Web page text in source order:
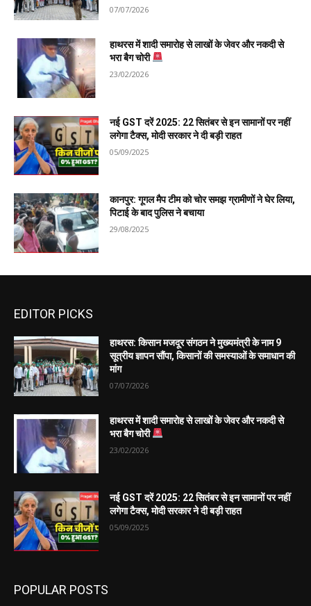
07/07/2026
हाथरस में शादी समारोह से लाखों के जेवर और नकदी से
भरा बैग चोरी
23/02/2026
नई GST दरें 2025: 22 सितंबर से इन सामानों पर नहीं
लगेगा टैक्स, मोदी सरकार ने दी बड़ी राहत
05/09/2025
कानपुर: गूगल मैप टीम को चोर समझ ग्रामीणों ने घेर लिया,
पिटाई के बाद पुलिस ने बचाया
29/08/2025
EDITOR PICKS
हाथरस: किसान मजदूर संगठन ने मुख्यमंत्री के नाम 9
सूत्रीय ज्ञापन सौंपा, किसानों की समस्याओं के समाधान की
मांग
07/07/2026
हाथरस में शादी समारोह से लाखों के जेवर और नकदी से
भरा बैग चोरी
23/02/2026
नई GST दरें 2025: 22 सितंबर से इन सामानों पर नहीं
लगेगा टैक्स, मोदी सरकार ने दी बड़ी राहत
05/09/2025
POPULAR POSTS